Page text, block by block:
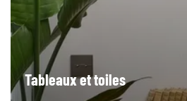
Tableaux et toiles